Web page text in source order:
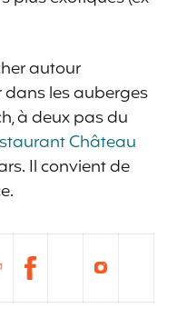
autour
dans les auberges
à deux pas du
Château
Il convient de